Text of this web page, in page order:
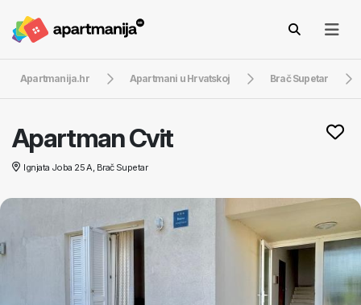
Apartmanija.hr Apartmani u Hrvatskoj Brač Supetar
Apartman Cvit
Ignjata Joba 25 A, Brač Supetar